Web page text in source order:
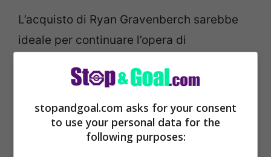
L’acquisto di Ryan Gravenberch sarebbe
ideale per continuare l’opera di
Pirlo. Il centrocampista ha soli 18 anni,
però si muove come un giocatore ben più
esperto. Tanto da essere titolare fisso nel
club olandese allenato da Erik Ten Hag.
stopandgoal.com asks for your consent
to use your personal data for the
following purposes: